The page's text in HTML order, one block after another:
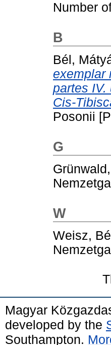
Number
B
Bél,
exemplar
partes IV.
Cis-
Posonii
G
W
Weisz,
Magyar
developed by the
Southampton.